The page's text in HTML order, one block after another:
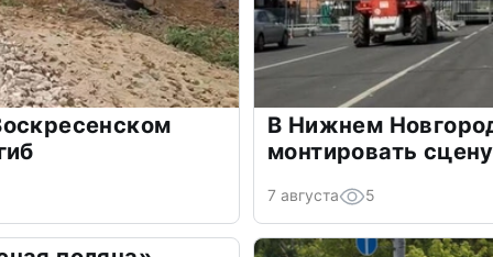
В Нижнем
монтировать
7 августа 5